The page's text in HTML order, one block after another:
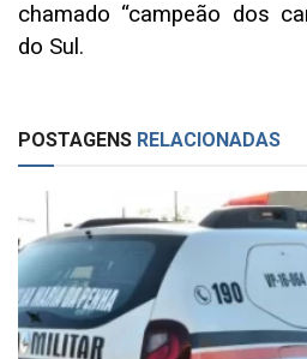
chamado “campeão dos
do Sul.
POSTAGENS RELACIONADAS